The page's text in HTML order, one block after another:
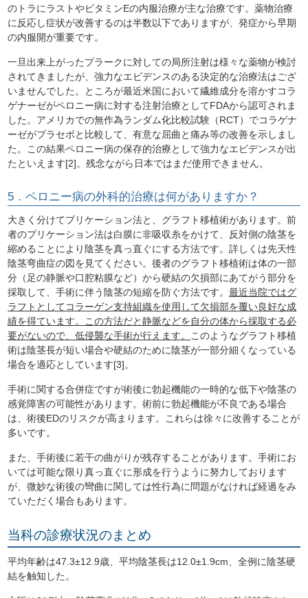
のトラにラストやビタミンEの内服治療が主な治療です。薬物治療
に反応し症状が改善するのは半数以下でありますが、発症から早期
の内服開が重要です。
一旦出来上がったプラークに対しての局所注射は様々な薬物が検討
されてきましたが、強力なエビデンスのある決定的な治療法はござ
いませんでした。ところが最近米国において繊維成分を溶かすコラ
ゲナーゼがペロニー病に対する注射治療としてFDAから認可されま
した。アメリカでの無作為ランダム化比較試験（RCT）でコラゲナ
ーゼがプラセボと比較して、有意な屈曲と痛み等の改善を示しまし
た。この結果ペロニー病の保存的治療として強力なエビデンスが出
たといえます[2]。残念ながら日本ではまだ使用できません。
5．ペロニー病の外科的治療は何がありますか？
大きく分けてプリケーション法と、グラフト移植術があります。前
者のプリケーション法は白膜に非吸収糸をかけて、反対側の陰茎を
縮めることにより陰茎を真っ直ぐにする方法です。詳しくは先天性
陰茎弯曲症の図を見てください。後者のグラフト移植術は体の一部
分（足の静脈や口腔粘膜など）から硬結の欠損部にあてがう部分を
採取して、手術に伴う陰茎の短縮を防ぐ方法です。最近当院ではグ
ラフトとしてコラーゲン支持組織を使用して欠損部を覆い良好な成
績を得ています。この方法だと静脈などを自分の体から採取する必
要がないので、低侵襲な手術が行えます。
このようなグラフト移植
術は陰茎長が短い場合や硬結のために陰茎が一部分細くなっている
場合を適応としています[3]。
手術に関する合併症ですが術後に勃起機能の一時的な低下や陰茎の
感覚障害の可能性があります。術前に勃起機能が不良である場合
は、術後EDのリスクが高まります。これらは徐々に改善することが
多いです。
また、手術後に若干の曲がりが残存することがあります。手術にお
いては可能な限り真っ直ぐに形成を行うように努力しております
が、微妙な術後の彎曲に関しては性行為に問題がなければ経過をみ
ていただく場合もあります。
当科の診療状況のまとめ
平均年齢は47.3±12.9歳、平均陰茎長は12.0±1.9cm、全例に陰茎硬
結を触知した。